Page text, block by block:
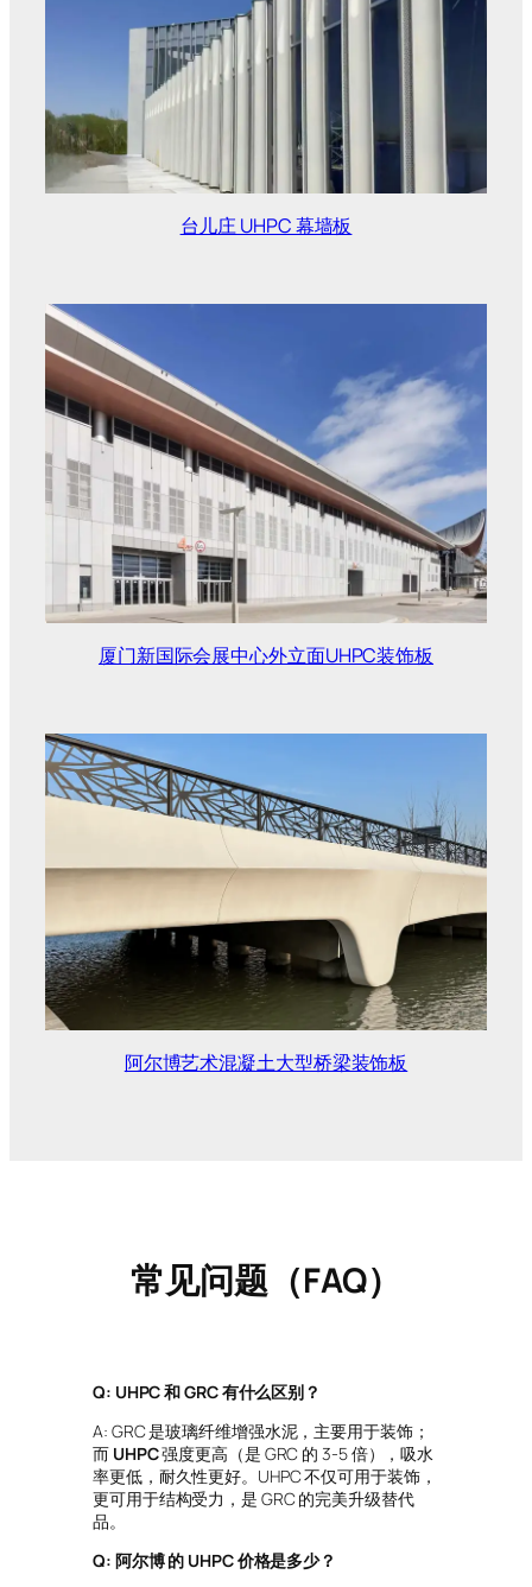
台儿庄 UHPC 幕墙板
厦门新国际会展中心外立面UHPC装饰板
阿尔博艺术混凝土大型桥梁装饰板
常见问题（FAQ）
Q: UHPC 和 GRC 有什么区别？
A: GRC 是玻璃纤维增强水泥，主要用于装饰；
而 UHPC强度更高（是 GRC 的 3-5 倍），吸水
率更低，耐久性更好。UHPC 不仅可用于装饰，
更可用于结构受力，是 GRC 的完美升级替代
品。
Q: 阿尔博 的 UHPC 价格是多少？